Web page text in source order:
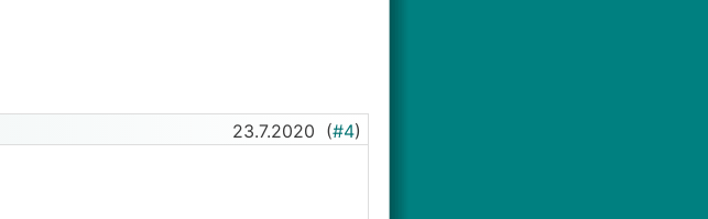
23.7.2020 (#4)